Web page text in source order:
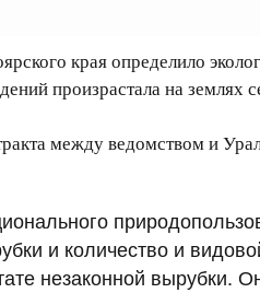
края определило
произрастала на землях
между ведомством и
и количество и
незаконной вырубки.